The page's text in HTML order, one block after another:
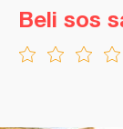
Beli sos